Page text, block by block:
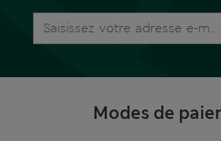
Modes de